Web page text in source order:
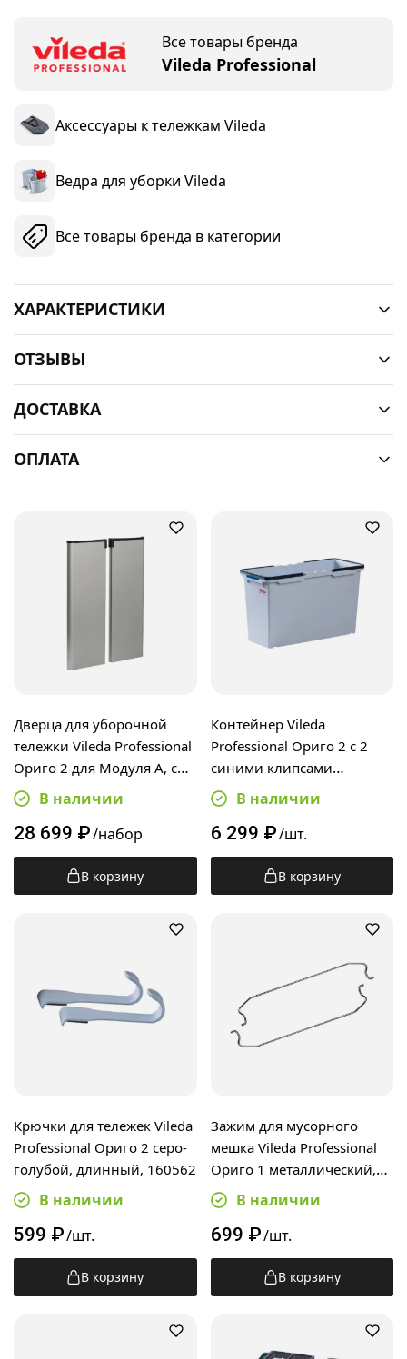
Все товары бренда
Vileda Professional
Аксессуары к тележкам Vileda
Ведра для уборки Vileda
Все товары бренда в категории
ХАРАКТЕРИСТИКИ
ОТЗЫВЫ
ДОСТАВКА
ОПЛАТА
Дверца для уборочной
тележки Vileda Professional
Ориго 2 для Модуля А, с
замком, ключом и
крепежом, 2шт
В наличии
28 699 ₽/набор
В корзину
Контейнер Vileda
Professional Ориго 2 с 2
синими клипсами
цветового кодирования,
534426
В наличии
6 299 ₽/шт.
В корзину
Крючки для тележек Vileda
Professional Ориго 2 серо-
голубой, длинный, 160562
В наличии
599 ₽/шт.
В корзину
Зажим для мусорного
мешка Vileda Professional
Ориго 1 металлический,
120820В наличии
699 ₽/шт.
В корзину